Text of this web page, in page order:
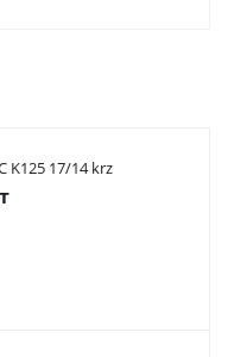
K125 17/14 krz